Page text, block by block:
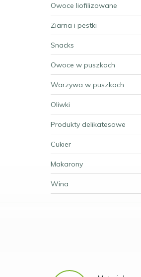
Owoce liofilizowane
Ziarna i pestki
Snacks
Owoce w puszkach
Warzywa w puszkach
Oliwki
Produkty delikatesowe
Cukier
Makarony
Wina